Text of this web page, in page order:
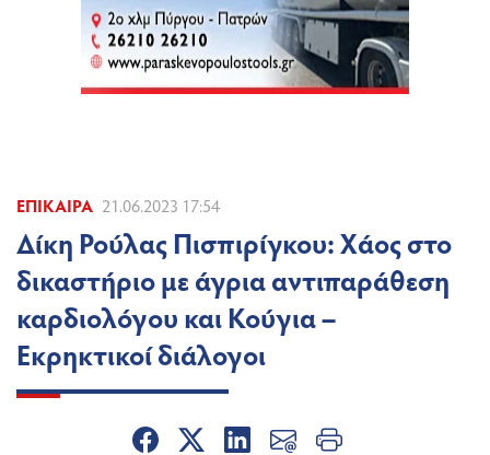
ΕΠΊΚΑΙΡΑ 21.06.2023 17:54
Δίκη Ρούλας Πισπιρίγκου: Χάος στο
δικαστήριο με άγρια αντιπαράθεση
καρδιολόγου και Κούγια –
Εκρηκτικοί διάλογοι